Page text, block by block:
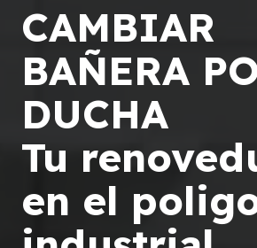
CAMBIAR
BAÑERA
DUCHA
Tu
en el